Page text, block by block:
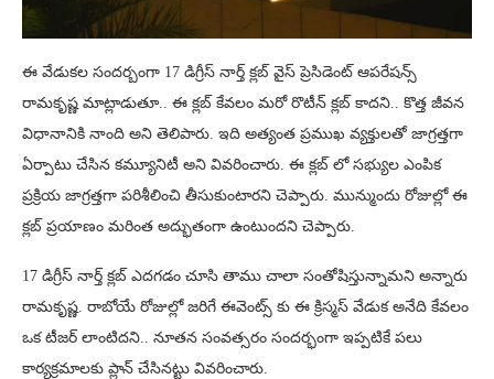
ఈ వేడుకల సందర్బంగా 17 డిగ్రీస్ నార్త్ క్లబ్ వైస్ ప్రెసిడెంట్ ఆపరేషన్స్
రామకృష్ణ మాట్లాడుతూ.. ఈ క్లబ్ కేవలం మరో రొటీన్ క్లబ్ కాదని.. కొత్త జీవన
విధానానికి నాంది అని తెలిపారు. ఇది అత్యంత ప్రముఖ వ్యక్తులతో జాగ్రత్తగా
ఏర్పాటు చేసిన కమ్యూనిటీ అని వివరించారు. ఈ క్లబ్ లో సభ్యుల ఎంపిక
ప్రక్రియ జాగ్రత్తగా పరిశీలించి తీసుకుంటారని చెప్పారు. మున్ముందు రోజుల్లో ఈ
క్లబ్ ప్రయాణం మరింత అద్భుతంగా ఉంటుందని చెప్పారు.
17 డిగ్రీస్ నార్త్ క్లబ్ ఎదగడం చూసి తాము చాలా సంతోషిస్తున్నామని అన్నారు
రామకృష్ణ. రాబోయే రోజుల్లో జరిగే ఈవెంట్స్ కు ఈ క్రిస్మస్ వేడుక అనేది కేవలం
ఒక టీజర్ లాంటిదని.. నూతన సంవత్సరం సందర్భంగా ఇప్పటికే పలు
కార్యక్రమాలకు ప్లాన్ చేసినట్టు వివరించారు.